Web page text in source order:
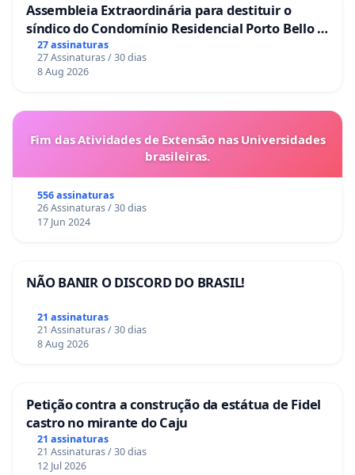
Assembleia Extraordinária para destituir o
síndico do Condomínio Residencial Porto Bello -
La Casa
27 assinaturas
27 Assinaturas / 30 dias
8 Aug 2026
Fim das Atividades de Extensão nas Universidades
brasileiras.
556 assinaturas
26 Assinaturas / 30 dias
17 Jun 2024
NÃO BANIR O DISCORD DO BRASIL!
21 assinaturas
21 Assinaturas / 30 dias
8 Aug 2026
Petição contra a construção da estátua de Fidel
castro no mirante do Caju
21 assinaturas
21 Assinaturas / 30 dias
12 Jul 2026